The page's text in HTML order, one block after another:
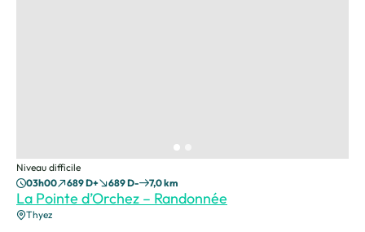
La Pointe d’Orchez – Randonnée
Niveau difficile
Thyez
03h00 689 D+ 689 D- 7,0 km